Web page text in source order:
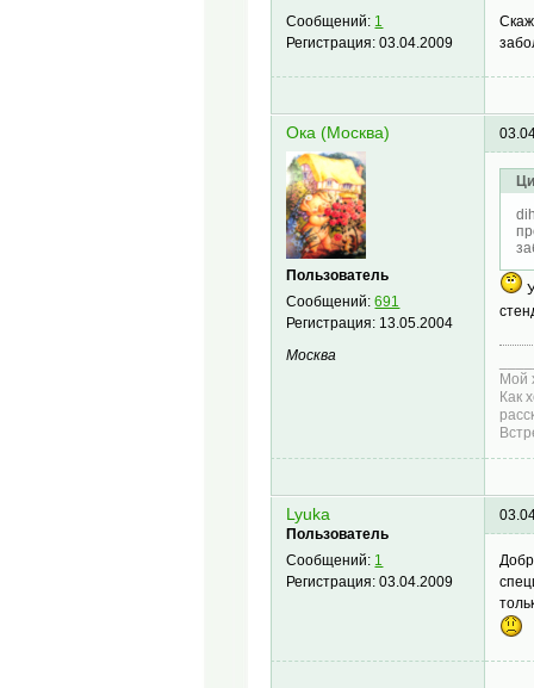
Сообщений: 1
Регистрация:03.04.2009
Ока (Москва)
Пользователь
Сообщений:691
Регистрация: 13.05.2004
Москва
Мой
Как
Lyuka
Пользователь
Сообщений: 1
Регистрация:03.04.2009